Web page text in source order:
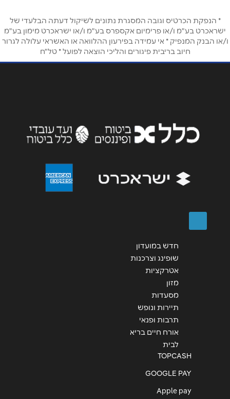
שם מלא*
טלפון*
אנא חזרו אלי בקשר ל...
* הנפקת הכרטיס וגובה המסגרת נתונים לשיקול דעתה הבלעדי של
ישראכרט בע"מ ו/או פרימיום אקספרס בע"מ ו/או ישראכרט מימון בע"מ
ו/או הבנק המנפיק * אי עמידה בפירעון ההלוואה או האשראי עלולה לגרור
חיוב בריבית פיגורים והליכי הוצאה לפועל * טל"ח
חדש במועדון
שופינג וצרכנות
אטרקציות
מזון
מסעדות
תיירות ונופש
תרבות ופנאי
אורח חיים בריא
לבית
TOPCASH
GOOGLE PAY
Apple pay